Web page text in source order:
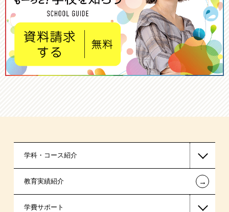
学科・コース紹介
国家公務員・地方公務員系
警察官・消防官系
教育実績紹介 ←
学費サポート